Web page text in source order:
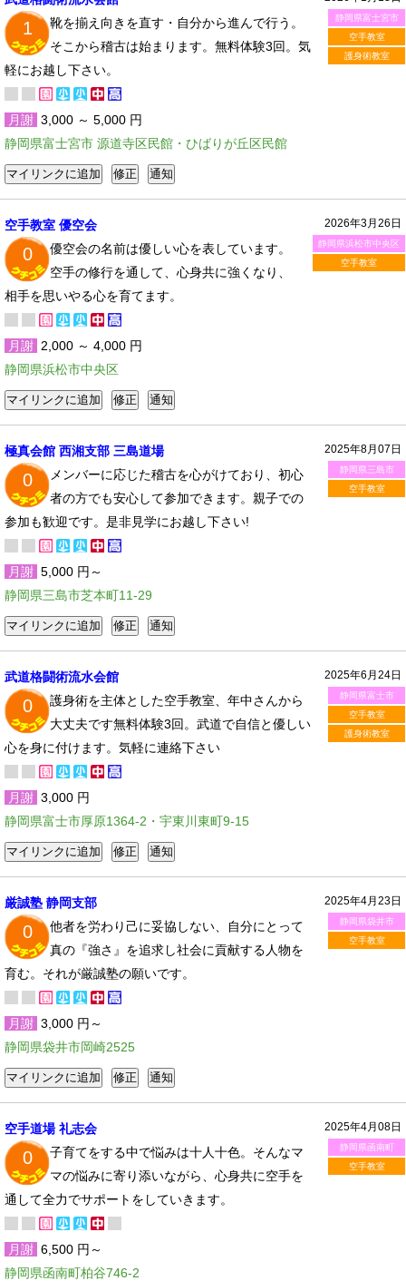
静岡県富士宮市
空手教室
護身術教室
1
靴を揃え向きを直す・自分から進んで行う。
そこから稽古は始まります。無料体験3回。気
軽にお越し下さい。
月謝 3,000 ～ 5,000 円
静岡県富士宮市 源道寺区民館・ひばりが丘区民館
2026年3月26日
静岡県浜松市中央区
空手教室
空手教室 優空会
0
優空会の名前は優しい心を表しています。
空手の修行を通して、心身共に強くなり、
相手を思いやる心を育てます。
月謝 2,000 ～ 4,000 円
静岡県浜松市中央区
2025年8月07日
静岡県三島市
空手教室
極真会館 西湘支部 三島道場
0
メンバーに応じた稽古を心がけており、初心
者の方でも安心して参加できます。親子での
参加も歓迎です。是非見学にお越し下さい!
月謝 5,000 円～
静岡県三島市芝本町11-29
2025年6月24日
静岡県富士市
空手教室
護身術教室
武道格闘術流水会館
0
護身術を主体とした空手教室、年中さんから
大丈夫です無料体験3回。武道で自信と優しい
心を身に付けます。気軽に連絡下さい
月謝 3,000 円
静岡県富士市厚原1364-2・宇東川東町9-15
2025年4月23日
静岡県袋井市
空手教室
厳誠塾 静岡支部
0
他者を労わり己に妥協しない、自分にとって
真の『強さ』を追求し社会に貢献する人物を
育む。それが厳誠塾の願いです。
月謝 3,000 円～
静岡県袋井市岡崎2525
2025年4月08日
静岡県函南町
空手教室
空手道場 礼志会
0
子育てをする中で悩みは十人十色。そんなマ
マの悩みに寄り添いながら、心身共に空手を
通して全力でサポートをしていきます。
月謝 6,500 円～
静岡県函南町柏谷746-2